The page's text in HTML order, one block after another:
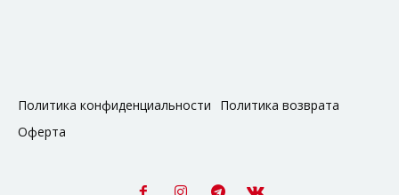
Политика конфиденциальности
Политика возврата
Оферта